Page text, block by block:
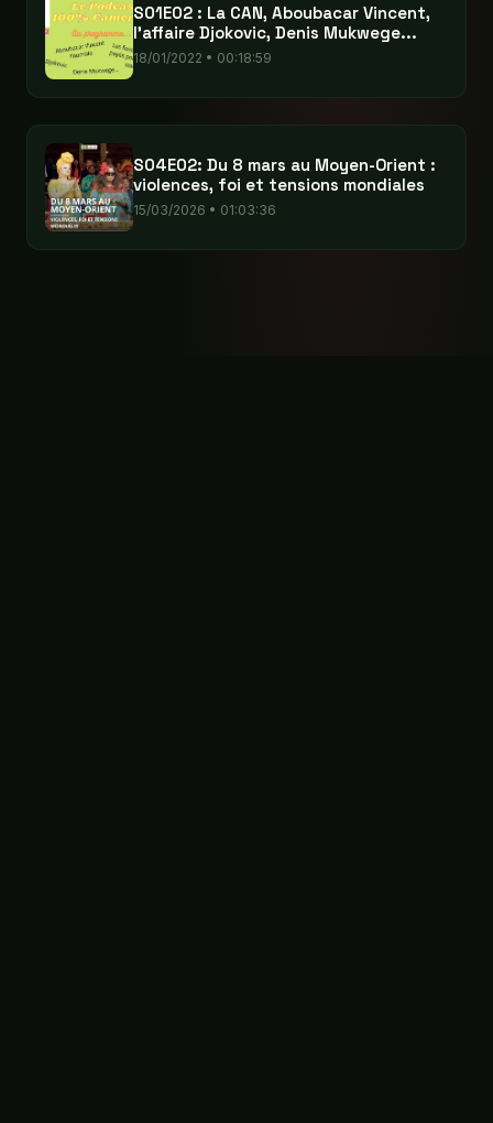
S01E02 : La CAN, Aboubacar Vincent,
l'affaire Djokovic, Denis Mukwege...
18/01/2022 • 00:18:59
S04E02: Du 8 mars au Moyen-Orient :
violences, foi et tensions mondiales
15/03/2026 • 01:03:36